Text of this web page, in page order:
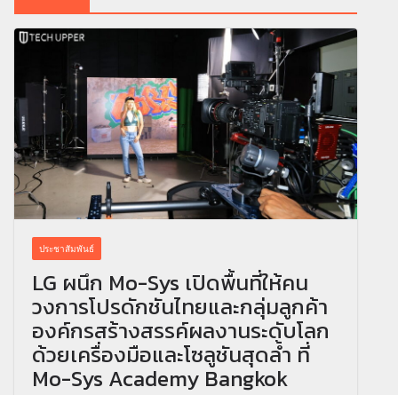
ประชาสัมพันธ์
LG ผนึก Mo-Sys เปิดพื้นที่ให้คน
วงการโปรดักชันไทยและกลุ่มลูกค้า
องค์กรสร้างสรรค์ผลงานระดับโลก
ด้วยเครื่องมือและโซลูชันสุดล้ำ ที่
Mo-Sys Academy Bangkok